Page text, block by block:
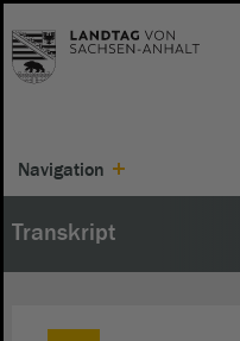
Navigation
Transkript